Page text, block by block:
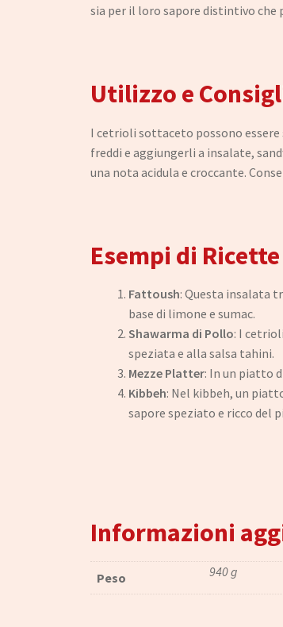
sia per il loro sapore distintivo
Utilizzo e
I cetrioli sottaceto possono
freddi e aggiungerli a insalate,
una nota acidula e croccante.
Esempi di
Fattoush: Questa insalata
base di limone e sumac.
Shawarma di Pollo: I
speziata e alla salsa tahini.
Mezze Platter: In un piatto
Kibbeh: Nel kibbeh, un
sapore speziato e ricco del
Informazioni
Peso 940 g